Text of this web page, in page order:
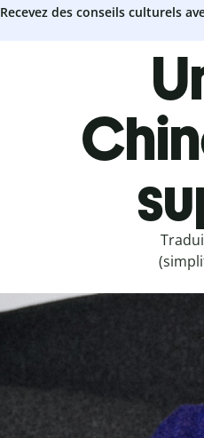
Recevez des conseils culturels